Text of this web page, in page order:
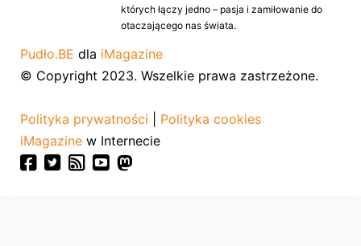
których łączy jedno – pasja i zamiłowanie do
otaczającego nas świata.
Pudło.BE dla iMagazine
© Copyright 2023. Wszelkie prawa zastrzeżone.
Polityka prywatności
Polityka cookies
iMagazine w Internecie